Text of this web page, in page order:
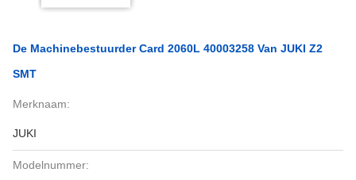
De Machinebestuurder Card 2060L 40003258 Van JUKI Z2
SMT
Merknaam:
JUKI
Modelnummer: